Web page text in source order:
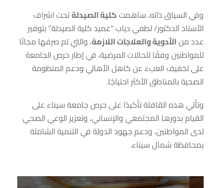
وفي السياق ذاته، ساهمتكلية الصيدلةتحت اشراف
الأستاذ الدكتور/ لطفي دياب “عميد كلية الصيدلة” بتوفير
عدد منالأدوية والعلاجات اللازمة، والتي تم صرفها مجانًا
للمواطنين وفقًا للحالات المرضية، في إطار حرص الجامعة
على تخفيف العبء عن كاهل الأهالي ودعم المنظومة
الصحية بالمناطق الأكثر احتياجًا.
وتأتي هذه القافلة تأكيدًا على حرص جامعة سيناء على
القيام بدورها المجتمعي والإنساني، وتعزيز الوعي الصحي
لدى المواطنين، ودعم جهود الدولة في التنمية الشاملة
بمحافظة شمال سيناء.